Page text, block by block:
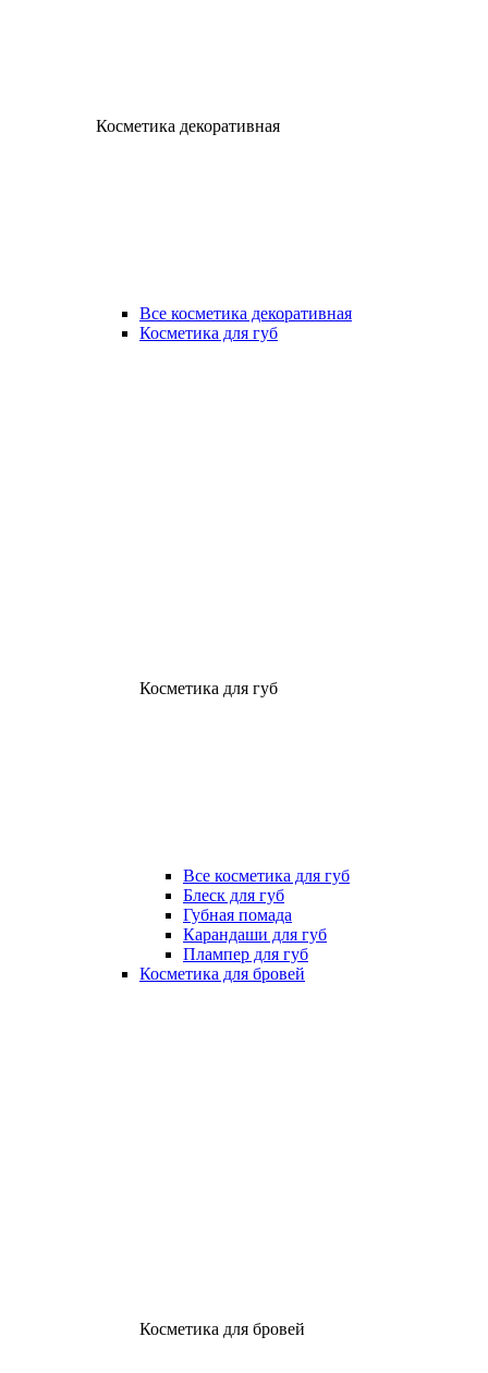
Косметика декоративная
Все косметика декоративная
Косметика для губ
Косметика для губ
Все косметика для губ
Блеск для губ
Губная помада
Карандаши для губ
Плампер для губ
Косметика для бровей
Косметика для бровей